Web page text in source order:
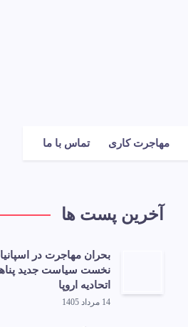
مهاجرت کاری تماس با ما
آخرین پست ها
بحران مهاجرت در
نخست سیاست جدید
اتحادیه اروپا
14 مرداد 1405